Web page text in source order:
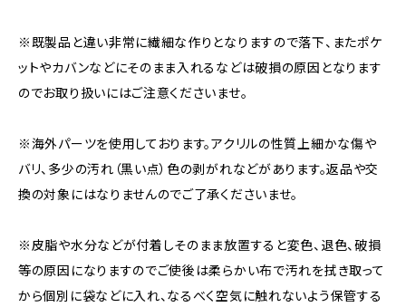
※既製品と違い非常に繊細な作りとなりますので落下、またポケ
ットやカバンなどにそのまま入れるなどは破損の原因となります
のでお取り扱いにはご注意くださいませ。
※海外パーツを使用しております。アクリルの性質上細かな傷や
バリ、多少の汚れ（黒い点）色の剥がれなどがあります。返品や交
換の対象にはなりませんのでご了承くださいませ。
※皮脂や水分などが付着しそのまま放置すると変色、退色、破損
等の原因になりますのでご使後は柔らかい布で汚れを拭き取って
から個別に袋などに入れ、なるべく空気に触れないよう保管する